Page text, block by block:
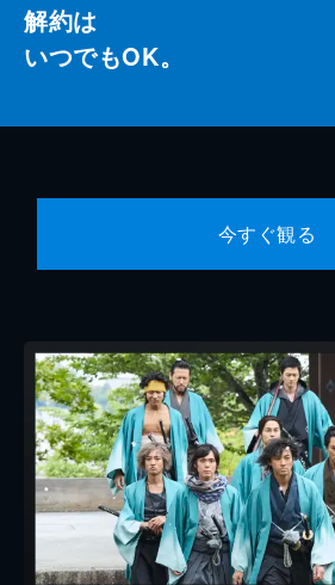
解約は
いつでもOK。
今すぐ観る